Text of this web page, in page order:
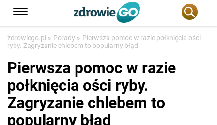
zdrowiego.pl » Porady » Pierwsza pomoc w razie połknięcia ości
ryby. Zagryzanie chlebem to popularny błąd
Pierwsza pomoc w razie
połknięcia ości ryby.
Zagryzanie chlebem to
popularny błąd